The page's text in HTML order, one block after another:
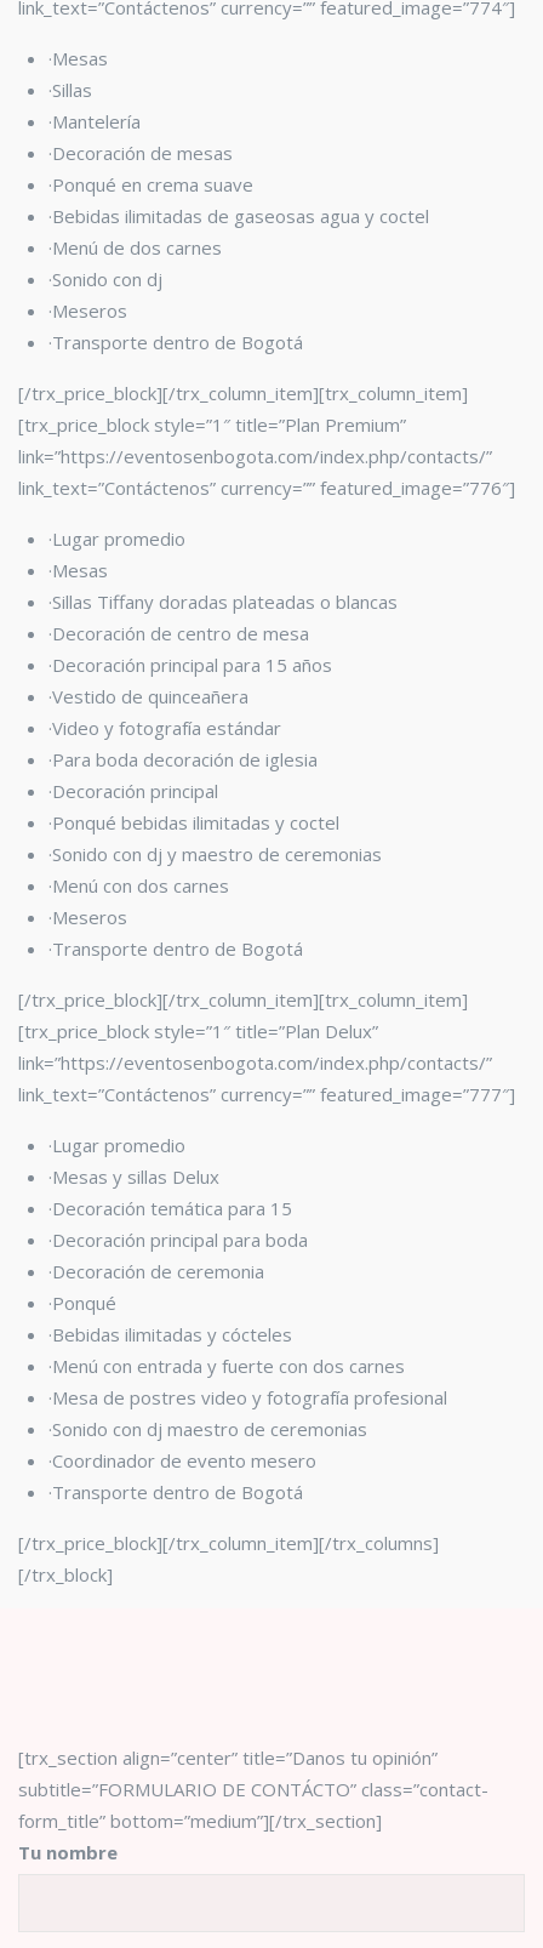
link_text=”Contáctenos” currency=”” featured_image=”774″]
·Mesas
·Sillas
·Mantelería
·Decoración de mesas
·Ponqué en crema suave
·Bebidas ilimitadas de gaseosas agua y coctel
·Menú de dos carnes
·Sonido con dj
·Meseros
·Transporte dentro de Bogotá
[/trx_price_block][/trx_column_item][trx_column_item]
[trx_price_block style=”1″ title=”Plan Premium”
link=”https://eventosenbogota.com/index.php/contacts/”
link_text=”Contáctenos” currency=”” featured_image=”776″]
·Lugar promedio
·Mesas
·Sillas Tiffany doradas plateadas o blancas
·Decoración de centro de mesa
·Decoración principal para 15 años
·Vestido de quinceañera
·Video y fotografía estándar
·Para boda decoración de iglesia
·Decoración principal
·Ponqué bebidas ilimitadas y coctel
·Sonido con dj y maestro de ceremonias
·Menú con dos carnes
·Meseros
·Transporte dentro de Bogotá
[/trx_price_block][/trx_column_item][trx_column_item]
[trx_price_block style=”1″ title=”Plan Delux”
link=”https://eventosenbogota.com/index.php/contacts/”
link_text=”Contáctenos” currency=”” featured_image=”777″]
·Lugar promedio
·Mesas y sillas Delux
·Decoración temática para 15
·Decoración principal para boda
·Decoración de ceremonia
·Ponqué
·Bebidas ilimitadas y cócteles
·Menú con entrada y fuerte con dos carnes
·Mesa de postres video y fotografía profesional
·Sonido con dj maestro de ceremonias
·Coordinador de evento mesero
·Transporte dentro de Bogotá
[/trx_price_block][/trx_column_item][/trx_columns]
[/trx_block]
[trx_section align=”center” title=”Danos tu opinión”
subtitle=”FORMULARIO DE CONTÁCTO” class=”contact-
form_title” bottom=”medium”][/trx_section]
Tu nombre